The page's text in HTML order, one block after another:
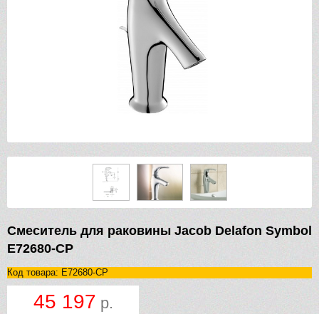
Смеситель для раковины Jacob Delafon Symbol
E72680-CP
Код товара: E72680-CP
45 197 р.